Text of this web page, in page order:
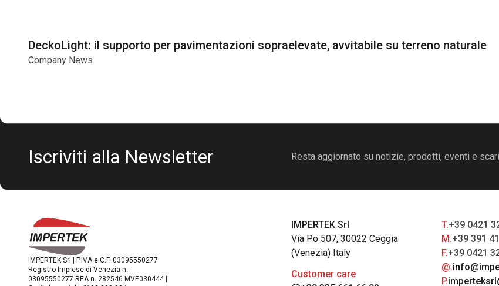
DeckoLight: il supporto per pavimentazioni sopraelevate, avvitabile su terreno naturale
Company News
Iscriviti alla Newsletter Resta aggiornato su notizie, prodotti, eventi e
IMPERTEK Srl
Via Po 507, 30022 Ceggia
(Venezia) Italy
Customer care
T.+39 0421
M.+39 391
F.+39 0421
@.
P.
IMPERTEK Srl | P.IVA e C.F. 03095550277
Registro Imprese di Venezia n.
03095550277 REA n. 282546 MVE030444 |